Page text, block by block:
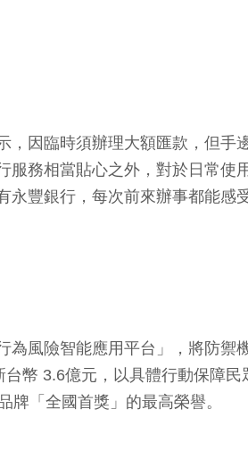
因臨時須辦理大額匯款，但手
務相當貼心之外，對於日常使
豐銀行，每次前來辦事都能感
風險智能應用平台」，將防禦
幣 3.6億元，以具體行動保障民
「全國首獎」的最高榮譽。